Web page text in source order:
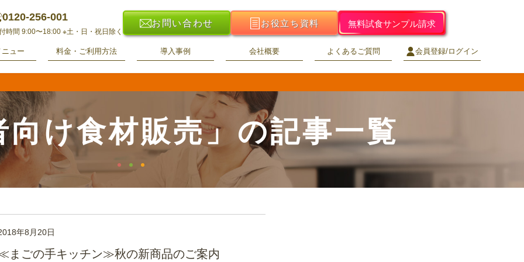
0120-256-001
時間 9:00〜18:00 ※土・日・祝日除く
お問い合わせ お役立ち資料 無料試食サンプル請求
ュー 料金・ご利用方法 導入事例 会社概要 よくあるご質問 会員登録/ログイン
向け食材販売」の記事一覧
年8月20日
まごの手キッチン≫秋の新商品のご案内